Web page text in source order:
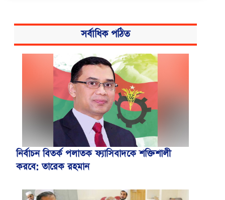
সর্বাধিক পঠিত
নির্বাচন বিতর্ক পলাতক ফ্যাসিবাদকে শক্তিশালী
করবে: তারেক রহমান